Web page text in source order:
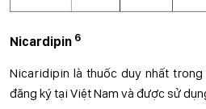
Nicardipin 6
Nicaridipin là thuốc duy nhất
đăng ký tại Việt Nam và được sử